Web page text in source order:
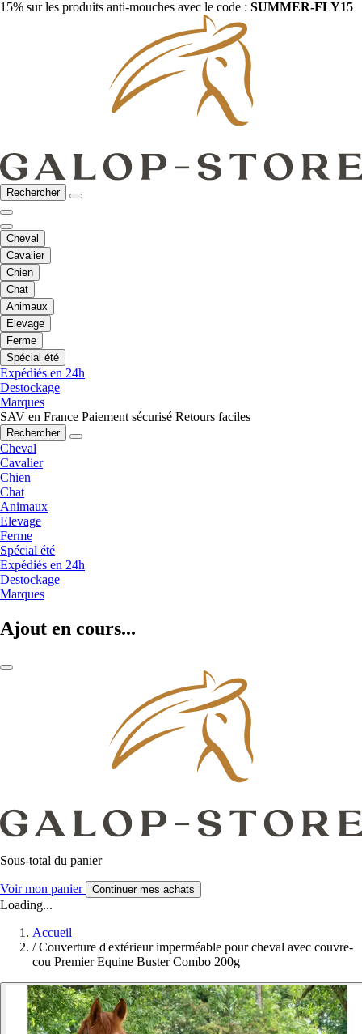
15% sur les produits anti-mouches avec le code : SUMMER-FLY15
Rechercher
Cheval
Cavalier
Chien
Chat
Animaux
Elevage
Ferme
Spécial été
Expédiés en 24h
Destockage
Marques
SAV en France Paiement sécurisé Retours faciles
Rechercher
Cheval
Cavalier
Chien
Chat
Animaux
Elevage
Ferme
Spécial été
Expédiés en 24h
Destockage
Marques
Ajout en cours...
Sous-total du panier
Voir mon panier Continuer mes achats
Loading...
Accueil
/ Couverture d'extérieur imperméable pour cheval avec couvre-
cou Premier Equine Buster Combo 200g